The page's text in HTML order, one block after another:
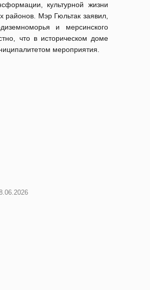
культурной жизни
районов. Мэр Гюльтак заявил,
и мерсинского
что в историческом доме
мероприятия.